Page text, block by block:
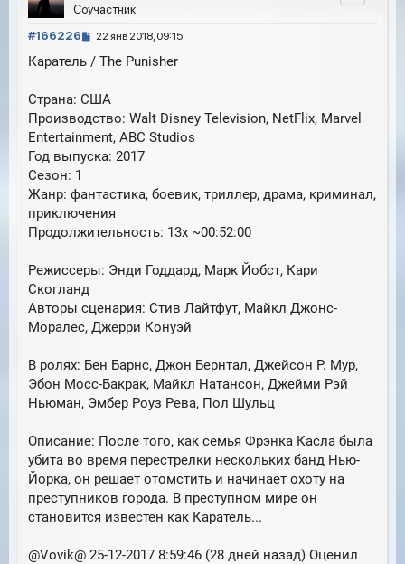
Соучастник
#166226
С
о
щ
е
н
е
22 янв 2018, 09:15
Каратель / The Punisher
Страна: США
Производство: Walt Disney Television, NetFlix, Marvel
Entertainment, ABC Studios
Год выпуска: 2017
Сезон: 1
Жанр: фантастика, боевик, триллер, драма, криминал,
приключения
Продолжительность: 13х ~00:52:00
Режиссеры: Энди Годдард, Марк Йобст, Кари
Скогланд
Авторы сценария: Стив Лайтфут, Майкл Джонс-
Моралес, Джерри Конуэй
В ролях: Бен Барнс, Джон Бернтал, Джейсон Р. Мур,
Эбон Мосс-Бакрак, Майкл Натансон, Джейми Рэй
Ньюман, Эмбер Роуз Рева, Пол Шульц
Описание: После того, как семья Фрэнка Касла была
убита во время перестрелки нескольких банд Нью-
Йорка, он решает отомстить и начинает охоту на
преступников города. В преступном мире он
становится известен как Каратель...
@Vovik@ 25-12-2017 8:59:46 (28 дней назад) Оценил